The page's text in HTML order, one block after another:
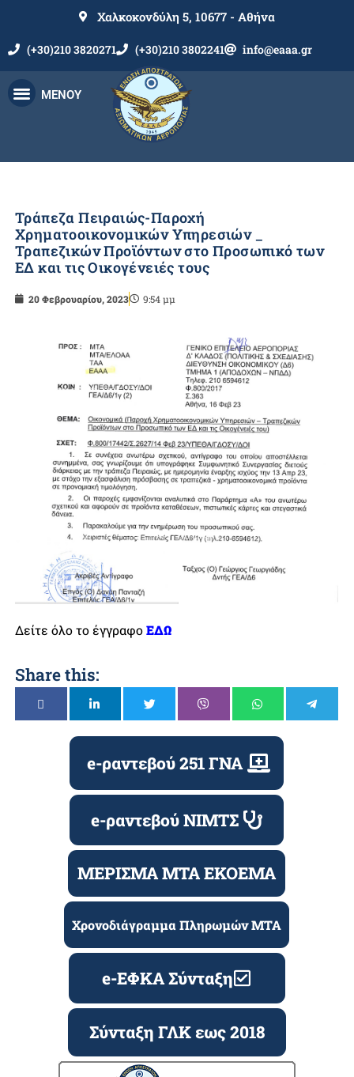
Χαλκοκονδύλη 5, 10677 - Αθήνα
(+30)210 3820271 (+30)210 3802241 info@eaaa.gr
ΜΕΝΟΥ
Τράπεζα Πειραιώς-Παροχή
Χρηματοοικονομικών Υπηρεσιών _
Τραπεζικών Προϊόντων στο Προσωπικό των
ΕΔ και τις Οικογένειές τους
20 Φεβρουαρίου, 2023 9:54 μμ
Δείτε όλο το έγγραφοΕΔΩ
Share this:
e-ραντεβού 251 ΓΝΑ
e-ραντεβού ΝΙΜΤΣ
ΜΕΡΙΣΜΑ ΜΤΑ ΕΚΟΕΜΑ
Χρονοδιάγραμμα Πληρωμών ΜΤΑ
e-ΕΦΚΑ Σύνταξη
Σύνταξη ΓΛΚ εως 2018